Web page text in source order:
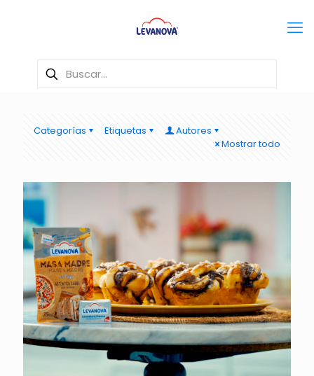
Categorías Etiquetas
Autores
Mostrar todo